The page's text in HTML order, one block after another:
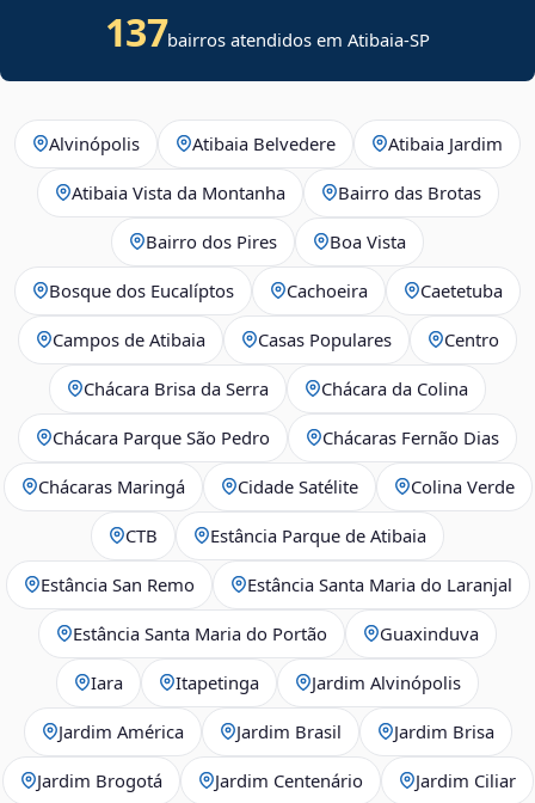
137bairros atendidos em Atibaia-SP
Alvinópolis Atibaia Belvedere Atibaia Jardim
Atibaia Vista da Montanha Bairro das Brotas
Bairro dos Pires Boa Vista
Bosque dos Eucalíptos Cachoeira Caetetuba
Campos de Atibaia Casas Populares Centro
Chácara Brisa da Serra Chácara da Colina
Chácara Parque São Pedro Chácaras Fernão Dias
Chácaras Maringá Cidade Satélite Colina Verde
CTB Estância Parque de Atibaia
Estância San Remo Estância Santa Maria do Laranjal
Estância Santa Maria do Portão Guaxinduva
Iara Itapetinga Jardim Alvinópolis
Jardim América Jardim Brasil Jardim Brisa
Jardim Brogotá Jardim Centenário Jardim Ciliar